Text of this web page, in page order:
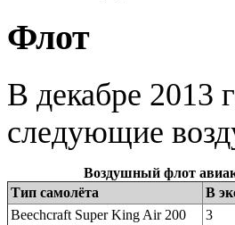
Флот
В декабре 2013
следующие
Воздушный флот
Тип самолёта
В
Beechcraft Super King Air 200
3